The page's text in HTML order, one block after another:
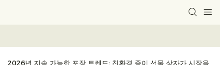
2026년 지속 가능한 포장 트렌드: 친환경 종이 선물 상자가 시장을